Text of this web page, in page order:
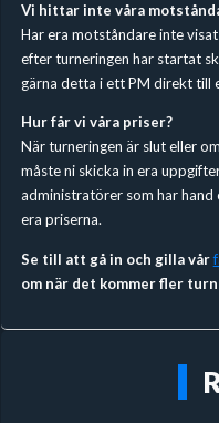
Vi hittar inte våra
Har era motståndare inte
efter turneringen har startat
gärna detta i ett PM direkt till
Hur får vi våra priser?
När turneringen är slut eller
måste ni skicka in era
administratörer som har
era priserna.
Se till att gå in och gilla vår
om när det kommer fler